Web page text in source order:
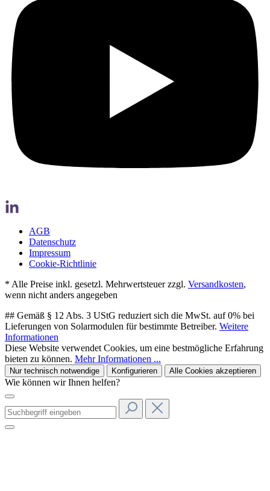
AGB
Datenschutz
Impressum
Cookie-Richtlinie
* Alle Preise inkl. gesetzl. Mehrwertsteuer zzgl. Versandkosten,
wenn nicht anders angegeben
## Gemäß § 12 Abs. 3 UStG reduziert sich die MwSt. auf 0% bei
Lieferungen von Solarmodulen für bestimmte Betreiber. Weitere
Informationen
Diese Website verwendet Cookies, um eine bestmögliche Erfahrung
bieten zu können. Mehr Informationen ...
Nur technisch notwendige Konfigurieren Alle Cookies akzeptieren
Wie können wir Ihnen helfen?